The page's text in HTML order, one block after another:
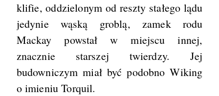
klifie, oddzielonym od reszty stałego lądu
jedynie wąską groblą, zamek rodu
Mackay powstał w miejscu innej,
znacznie starszej twierdzy. Jej
budowniczym miał być podobno Wiking
o imieniu Torquil.